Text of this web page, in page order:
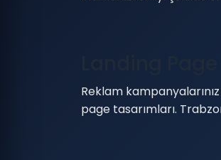
Reklam
page tasarımları.